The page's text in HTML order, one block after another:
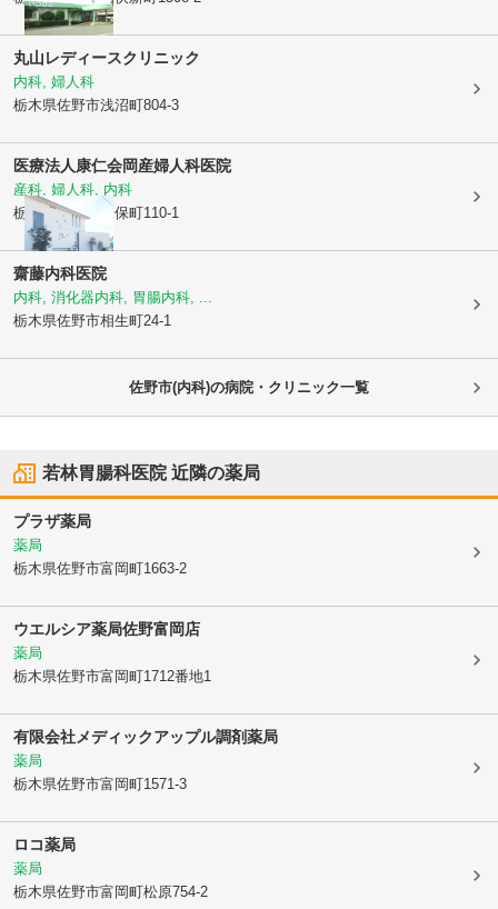
丸山レディースクリニック
内科, 婦人科
栃木県佐野市浅沼町804-3
医療法人康仁会岡産婦人科医院
産科, 婦人科, 内科
栃木県佐野市
久保町110-1
齋藤内科医院
内科, 消化器内科, 胃腸内科, ...
栃木県佐野市相生町24-1
佐野市(内科)の病院・クリニック一覧
若林胃腸科医院近隣の薬局
プラザ薬局
薬局
栃木県佐野市富岡町1663-2
ウエルシア薬局佐野富岡店
薬局
栃木県佐野市富岡町1712番地1
有限会社メディックアップル調剤薬局
薬局
栃木県佐野市富岡町1571-3
ロコ薬局
薬局
栃木県佐野市富岡町松原754-2